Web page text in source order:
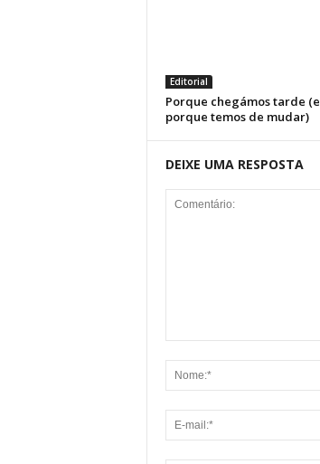
Editorial
Porque chegámos tarde (e
porque temos de mudar)
DEIXE UMA RESPOSTA